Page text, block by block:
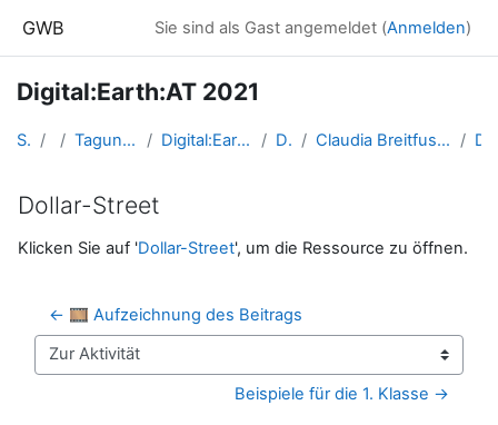
GWB Sie sind als Gast angemeldet (Anmelden)
Digital:Earth:AT 2021
Startseite Kurse Tagungen, Events und Arbeitsgemeinschaften GW Digital:Earth:AT - Fortbildungen zu Geomedien an der Uni/PH Salzburg DigitalEarthAT2021 Claudia Breitfuss: „Leben und Wirtschaften in Regionen aller Welt“ – Bilder und Fakten recherchieren
Dollar-Street
Abschlussbedingungen
Klicken Sie auf 'Dollar-Street', um die Ressource zu öffnen.
← 🎞️ Aufzeichnung des Beitrags
Zur Aktivität
Beispiele für die 1. Klasse →